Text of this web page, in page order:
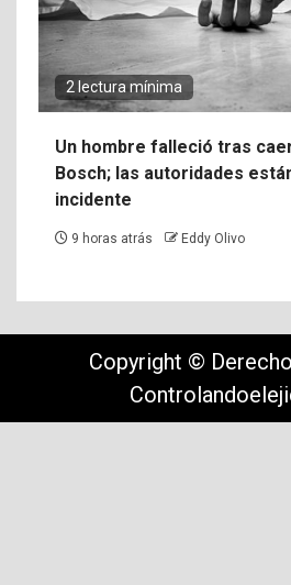
2 lectura mínima
Un hombre falleció tras
Bosch; las autoridades
incidente
9 horas atrás Eddy Olivo
Copyright ©